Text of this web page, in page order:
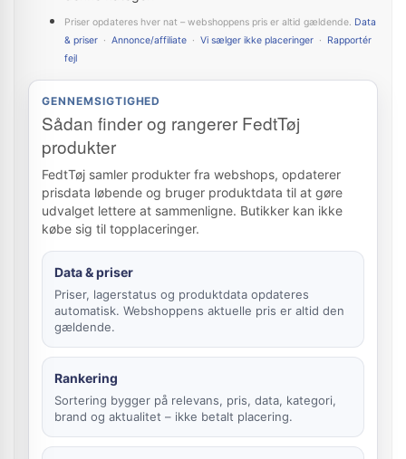
Priser opdateres hver nat – webshoppens pris er altid gældende. Data
& priser · Annonce/affiliate · Vi sælger ikke placeringer · Rapportér
fejl
GENNEMSIGTIGHED
Sådan finder og rangerer FedtTøj
produkter
FedtTøj samler produkter fra webshops, opdaterer
prisdata løbende og bruger produktdata til at gøre
udvalget lettere at sammenligne. Butikker kan ikke
købe sig til topplaceringer.
Data & priser
Priser, lagerstatus og produktdata opdateres
automatisk. Webshoppens aktuelle pris er altid den
gældende.
Rankering
Sortering bygger på relevans, pris, data, kategori,
brand og aktualitet – ikke betalt placering.